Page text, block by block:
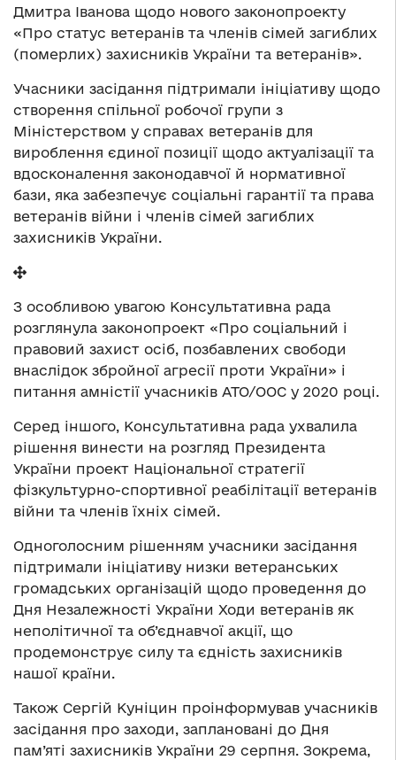
Дмитра Іванова щодо нового законопроекту
«Про статус ветеранів та членів сімей загиблих
(померлих) захисників України та ветеранів».
Учасники засідання підтримали ініціативу щодо
створення спільної робочої групи з
Міністерством у справах ветеранів для
вироблення єдиної позиції щодо актуалізації та
вдосконалення законодавчої й нормативної
бази, яка забезпечує соціальні гарантії та права
ветеранів війни і членів сімей загиблих
захисників України.
З особливою увагою Консультативна рада
розглянула законопроект «Про соціальний і
правовий захист осіб, позбавлених свободи
внаслідок збройної агресії проти України» і
питання амністії учасників АТО/ООС у 2020 році.
Серед іншого, Консультативна рада ухвалила
рішення винести на розгляд Президента
України проект Національної стратегії
фізкультурно-спортивної реабілітації ветеранів
війни та членів їхніх сімей.
Одноголосним рішенням учасники засідання
підтримали ініціативу низки ветеранських
громадських організацій щодо проведення до
Дня Незалежності України Ходи ветеранів як
неполітичної та об’єднавчої акції, що
продемонструє силу та єдність захисників
нашої країни.
Також Сергій Куніцин проінформував учасників
засідання про заходи, заплановані до Дня
пам’яті захисників України 29 серпня. Зокрема,